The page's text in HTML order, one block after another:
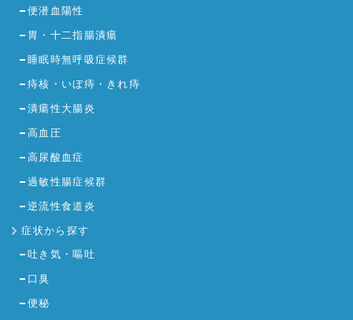
便潜血陽性
胃・十二指腸潰瘍
睡眠時無呼吸症候群
痔核・いぼ痔・きれ痔
潰瘍性大腸炎
高血圧
高尿酸血症
過敏性腸症候群
逆流性食道炎
症状から探す
吐き気・嘔吐
口臭
便秘